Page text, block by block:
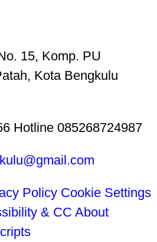
15, Komp. PU
Kota Bengkulu
Hotline 085268724987
Policy Cookie Settings
& CC About